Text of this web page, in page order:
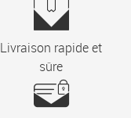
Livraison rapide et
sûre